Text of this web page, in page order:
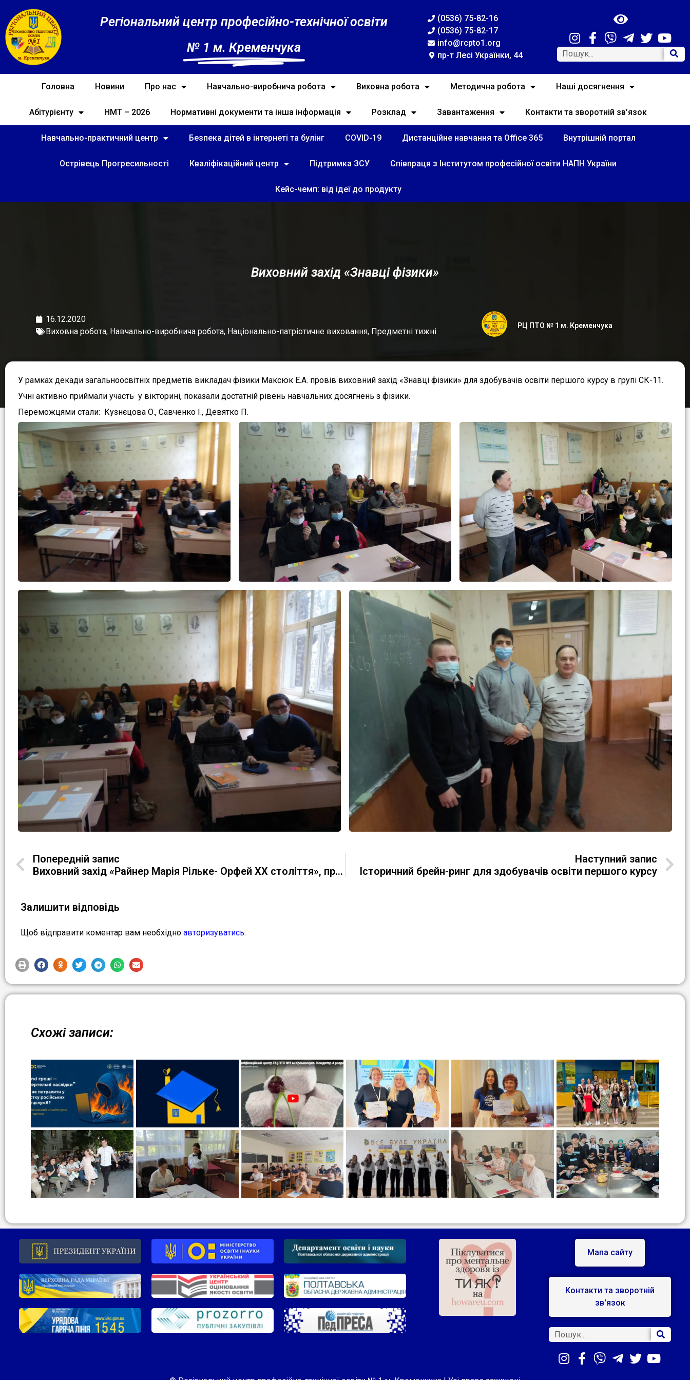
Регіональний центр професійно-технічної освіти
№ 1 м. Кременчука
(0536) 75-82-16
(0536) 75-82-17
info@rcpto1.org
пр-т Лесі Українки, 44
Головна Новини Про нас Навчально-виробнича робота Виховна робота Методична робота Наші досягнення
Абітурієнту НМТ – 2026 Нормативні документи та інша інформація Розклад Завантаження Контакти та зворотній зв’язок
Навчально-практичний центр Безпека дітей в інтернеті та булінг COVID-19 Дистанційне навчання та Office 365 Внутрішній портал
Острівець Прогресильності Кваліфікаційний центр Підтримка ЗСУ Співпраця з Інститутом професійної освіти НАПН України
Кейс-чемп: від ідеї до продукту
Виховний захід «Знавці фізики»
16.12.2020
Виховна робота, Навчально-виробнича робота, Національно-патріотичне виховання, Предметні тижні
РЦ ПТО № 1 м. Кременчука
У рамках декади загальноосвітніх предметів викладач фізики Максюк Е.А. провів виховний захід «Знавці фізики» для здобувачів освіти першого курсу в групі СК-11.
Учні активно приймали участь у вікторині, показали достатній рівень навчальних досягнень з фізики.
Переможцями стали: Кузнєцова О., Савченко І., Девятко П.
Попередній запис
Виховний захід «Райнер Марія Рільке- Орфей ХХ століття», присвячений 145- річниці від дня народження митця
Наступний запис
Історичний брейн-ринг для здобувачів освіти першого курсу
Залишити відповідь
Щоб відправити коментар вам необхідно авторизуватись.
Схожі записи:
Мапа сайту
Контакти та зворотній
зв'язок